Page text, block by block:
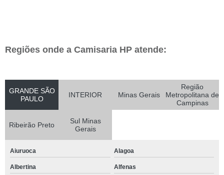
Regiões onde a Camisaria HP atende:
GRANDE SÃO
PAULO
INTERIOR Minas Gerais
Região
Metropolitana de
Campinas
Ribeirão Preto
Sul Minas
Gerais
Aiuruoca Alagoa
Albertina Alfenas